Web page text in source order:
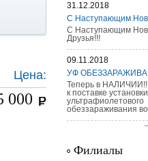
г/п
Цена:
000
31.12.2018
С Наступающим
С Наступающим
Друзья!!!
09.11.2018
УФ
Теперь в
к поставке установки
ультрафиолетового
обеззараживания
Филиалы